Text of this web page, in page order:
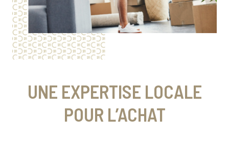
UNE EXPERTISE LOCALE
POUR L’ACHAT